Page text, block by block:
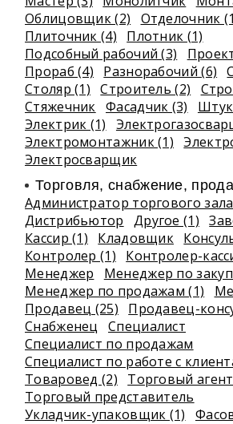
Облицовщик (2)
Отделочник
Плиточник (4)
Плотник (1)
Подсобный рабочий (3)
Прораб (4)
Разнорабочий (6)
Столяр (1)
Строитель (2)
Стяжечник Фасадчик (3)
Электрик (1)
Электромонтажник (1)
Электросварщик
Торговля, снабжение,
Администратор торгового зала
Дистрибьютор
Другое (1)
Кассир (1)
Кладовщик
Контролер (1)
Контролер-
Менеджер
Менеджер по
Менеджер по продажам (1)
Продавец (25)
Продавец-
Снабженец
Специалист
Специалист по продажам
Специалист по работе с
Товаровед (2)
Торговый агент
Торговый представитель
Укладчик-упаковщик (1)